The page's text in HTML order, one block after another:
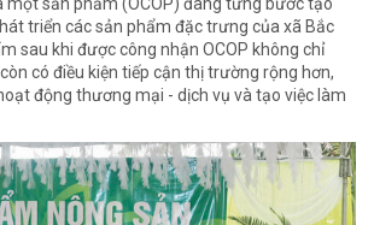
triển các sản phẩm đặc trưng của xã Bắc
sau khi được công nhận OCOP không chỉ
có điều kiện tiếp cận thị trường rộng hơn,
động thương mại - dịch vụ và tạo việc làm